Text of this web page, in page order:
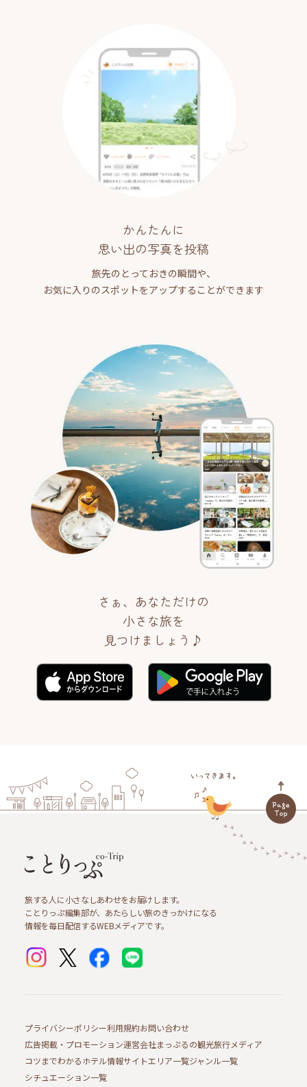
かんたんに
思い出の写真を投稿
旅先のとっておきの瞬間や、
お気に入りのスポットをアップすることができます
さぁ、あなただけの
小さな旅を
見つけましょう♪
旅する人に小さなしあわせをお届けします。
ことりっぷ編集部が、あたらしい旅のきっかけになる
情報を毎日配信するWEBメディアです。
プライバシーポリシー利用規約お問い合わせ
広告掲載・プロモーション運営会社まっぷるの観光旅行メディア
コツまでわかるホテル情報サイトエリア一覧ジャンル一覧
シチュエーション一覧